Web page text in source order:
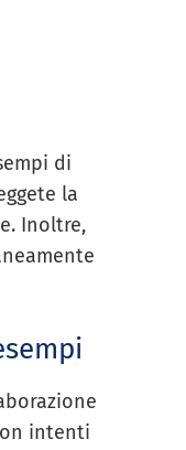
di
la
Inoltre,
intenti